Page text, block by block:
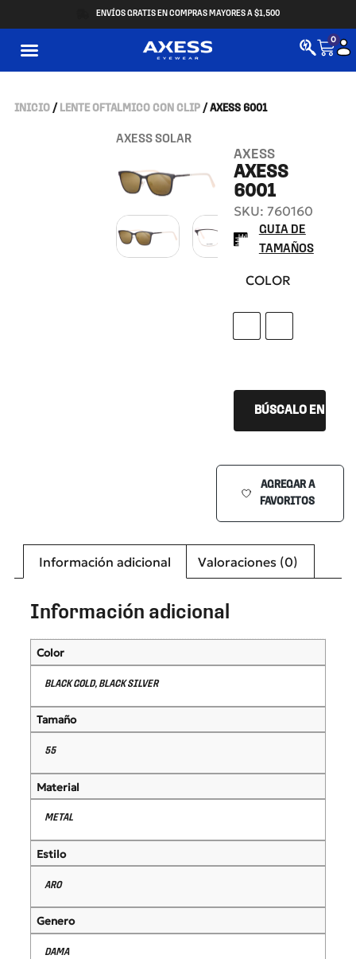
ENVÍOS GRATIS EN COMPRAS MAYORES A $1,500
0
INICIO/ LENTE OFTALMICO CON CLIP/ AXESS 6001
AXESS SOLAR
AXESS
AXESS
6001
SKU: 760160
GUIA DE
TAMAÑOS
COLOR
BLACK GOLD
BLACK
BÚSCALO EN TU
AGREGAR A
FAVORITOS
Información adicional Valoraciones (0)
Información adicional
Color
BLACK GOLD, BLACK SILVER
Tamaño
55
Material
METAL
Estilo
ARO
Genero
DAMA